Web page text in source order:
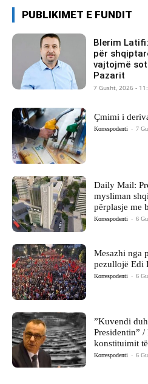
PUBLIKIMET E FUNDIT
Blerim
për
vajtojmë
Pazarit
7 Gusht, 2026 -
Çmimi i
Korrespodenti - 7
Daily Mail:
mysliman
përplasje me
Korrespodenti - 6
Mesazhi nga
pezullojë Edi
Korrespodenti - 6
​”Kuvendi
Presidentin” /
konstituimit
Korrespodenti - 6